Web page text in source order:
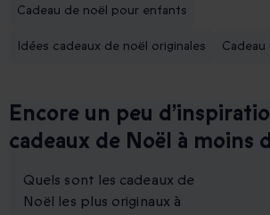
Cadeau de noël pour enfants
Idées cadeaux de noël originales
Encore un peu
cadeaux de Noël à moins
Quels sont les cadeaux de
Noël les plus originaux à